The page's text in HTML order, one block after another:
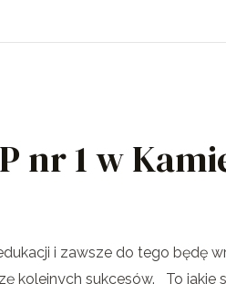
nr 1 w
i zawsze do tego
kolejnych sukcesów. To